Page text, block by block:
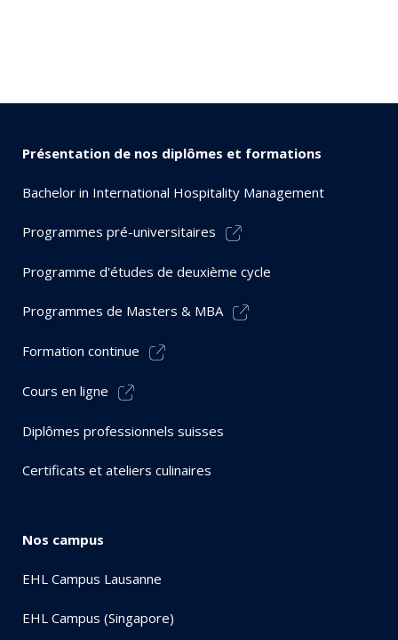
Présentation de nos diplômes et formations
Bachelor in International Hospitality Management
Programmes pré-universitaires
Programme d'études de deuxième cycle
Programmes de Masters & MBA
Formation continue
Cours en ligne
Diplômes professionnels suisses
Certificats et ateliers culinaires
Nos campus
EHL Campus Lausanne
EHL Campus (Singapore)